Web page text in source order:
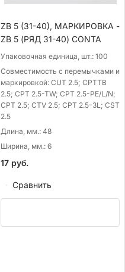
ZB 5 (31-40), МАРКИРОВКА -
ZB 5 (РЯД 31-40) CONTA
Упаковочная единица, шт.: 100
Совместимость с перемычками и
маркировкой: CUT 2.5; CPTTB
2.5; CPT 2.5-TW; CPT 2.5-PE/L/N;
CPT 2.5; CTV 2.5; CPT 2.5-3L; CST
2.5
Длина, мм.: 48
Ширина, мм.: 6
17 руб.
Сравнить